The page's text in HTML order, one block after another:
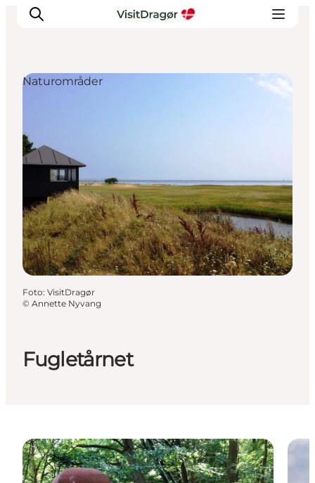
Kultur & Historie
Byliv & Mad
Natur & Friluftsliv
For børn
Praktisk
Fugletårnet
Naturområder
Foto: VisitDragør
© Annette Nyvang